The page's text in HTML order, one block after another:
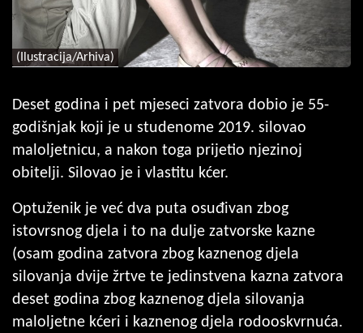
(Ilustracija/Arhiva)
Deset godina i pet mjeseci zatvora dobio je 55-
godišnjak koji je u studenome 2019. silovao
maloljetnicu, a nakon toga prijetio njezinoj
obitelji. Silovao je i vlastitu kćer.
Optuženik je već dva puta osuđivan zbog
istovrsnog djela i to na dulje zatvorske kazne
(osam godina zatvora zbog kaznenog djela
silovanja dvije žrtve te jedinstvena kazna zatvora
deset godina zbog kaznenog djela silovanja
maloljetne kćeri i kaznenog djela rodooskvrnuća.